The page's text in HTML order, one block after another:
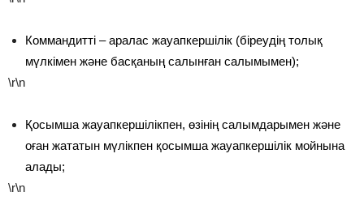
Коммандитті – аралас жауапкершілік (біреудің толық
мүлкімен және басқаның салынған салымымен);
\r\n
Қосымша жауапкершілікпен, өзінің салымдарымен және
оған жататын мүлікпен қосымша жауапкершілік мойнына
алады;
\r\n